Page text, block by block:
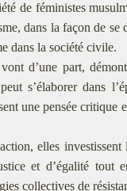
de féministes
dans la façon de
dans la société civile.
d’une part,
s’élaborer dans
une pensée
elles
et d’égalité tout
collectives de